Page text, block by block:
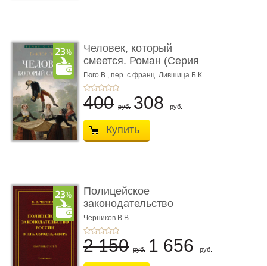
Человек, который
смеется. Роман (Серия
«Роман с ...
Гюго В., пер. с франц. Лившица Б.К.
400 руб. 308 руб.
Купить
Полицейское
законодательство
России: вчера, с� ...
Черников В.В.
2 150 руб. 1 656 руб.